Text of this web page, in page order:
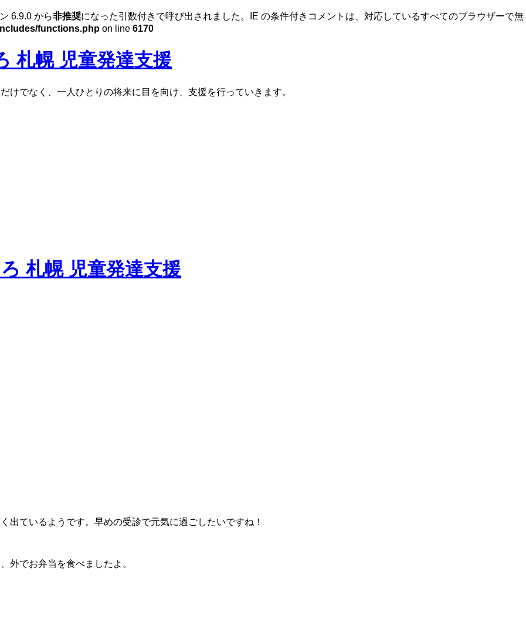
6.9.0 から非推奨になった引数付きで呼び出されました。IE の条件付きコメントは、対応しているすべてのブラウザーで無
functions.php on line 6170
札幌 児童発達支援
でなく、一人ひとりの将来に目を向け、支援を行っていきます。
出ているようです。早めの受診で元気に過ごしたいですね！
外でお弁当を食べましたよ。